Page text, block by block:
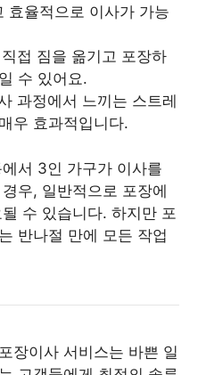
효율적으로 이사가 가능
접 짐을 옮기고 포장하
수 있어요.
과정에서 느끼는 스트레
우 효과적입니다.
서 3인 가구가 이사를
우, 일반적으로 포장에
수 있습니다. 하지만 포
반나절 만에 모든 작업
장이사 서비스는 바쁜 일